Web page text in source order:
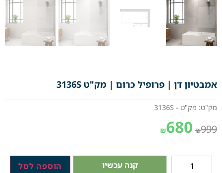
אמבטיון דן | פרופיל כרום | מק"ט 3136S
מק"ט: מק"ט - 3136S
₪999
₪680
קנה עכשיו הוספה לסל